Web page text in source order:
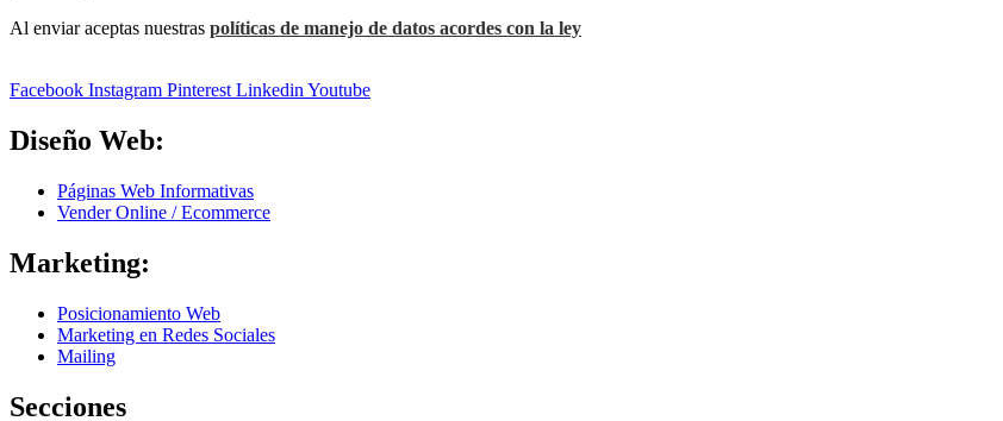
Al enviar aceptas nuestras políticas de manejo de datos acordes con la ley
Facebook Instagram Pinterest Linkedin Youtube
Diseño Web:
Páginas Web Informativas
Vender Online / Ecommerce
Marketing:
Posicionamiento Web
Marketing en Redes Sociales
Mailing
Secciones